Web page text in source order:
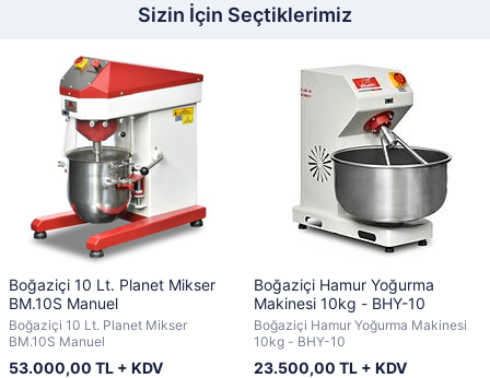
Sizin İçin Seçtiklerimiz
Boğaziçi 10 Lt. Planet Mikser
BM.10S Manuel
Boğaziçi 10 Lt. Planet Mikser
BM.10S Manuel
53.000,00 TL + KDV
Boğaziçi Hamur Yoğurma
Makinesi 10kg - BHY-10
Boğaziçi Hamur Yoğurma Makinesi
10kg - BHY-10
23.500,00 TL + KDV